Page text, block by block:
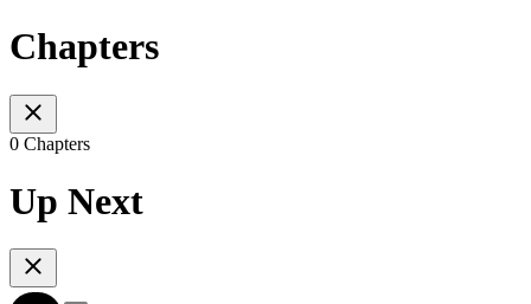
Chapters
0 Chapters
Up Next